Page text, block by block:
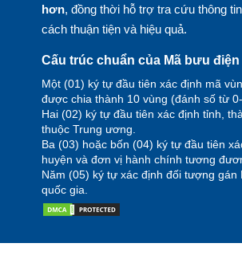
hơn, đồng thời hỗ trợ tra cứu thông
cách thuận tiện và hiệu quả.
Cấu trúc chuẩn của Mã bưu
Một (01) ký tự đầu tiên xác định mã
được chia thành 10 vùng (đánh số từ 0-
Hai (02) ký tự đầu tiên xác định tỉnh,
thuộc Trung ương.
Ba (03) hoặc bốn (04) ký tự đầu tiên
huyện và đơn vị hành chính tương
Năm (05) ký tự xác định đối tượng gán
quốc gia.